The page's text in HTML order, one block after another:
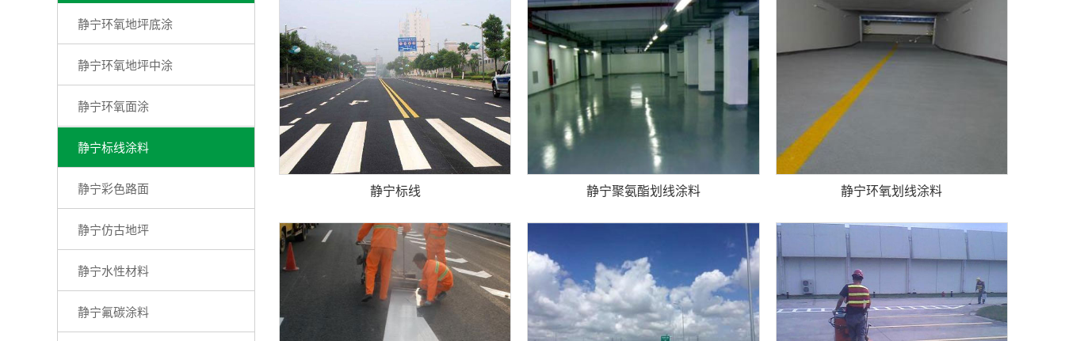
静宁环氧地坪底涂
静宁环氧地坪中涂
静宁环氧面涂
静宁标线涂料
静宁彩色路面
静宁仿古地坪
静宁水性材料
静宁氟碳涂料
静宁标线 静宁聚氨酯划线涂料 静宁环氧划线涂料